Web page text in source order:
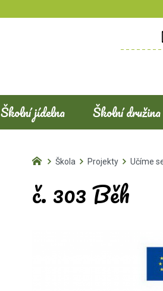
Školní jídelna Školní družina
Škola Projekty Učíme
č. 303 Běh